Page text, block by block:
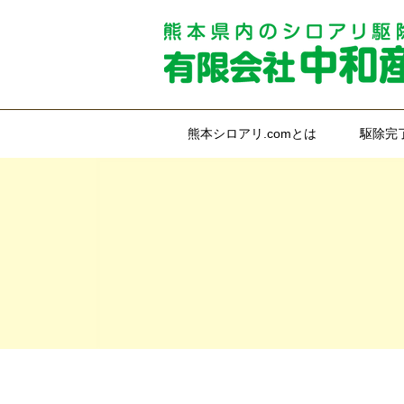
熊本シロアリ.comとは 駆除完